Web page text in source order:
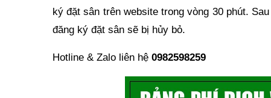
ký đặt sân trên website trong vòng 30 phút.
đăng ký đặt sân sẽ bị hủy bỏ.
Hotline & Zalo liên hệ 0982598259